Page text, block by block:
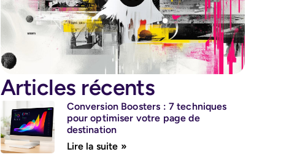
Articles récents
Conversion Boosters : 7 techniques
pour optimiser votre page de
destination
Lire la suite »